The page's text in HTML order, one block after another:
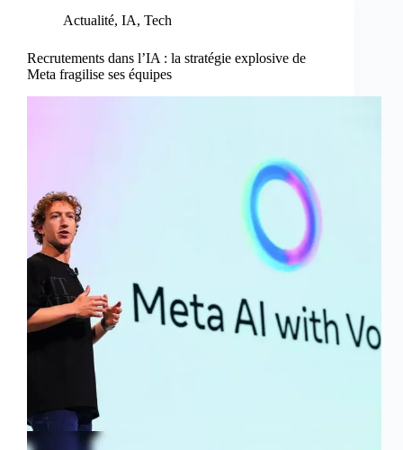
Actualité, IA, Tech
Recrutements dans l’IA : la stratégie explosive de
Meta fragilise ses équipes